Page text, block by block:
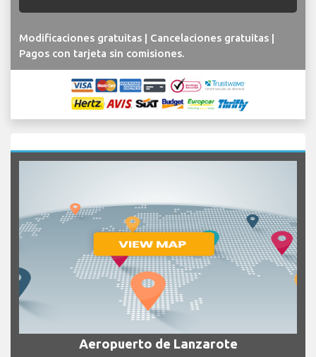
Modificaciones gratuitas | Cancelaciones gratuitas |
Pagos con tarjeta sin comisiones.
Aeropuerto de Lanzarote